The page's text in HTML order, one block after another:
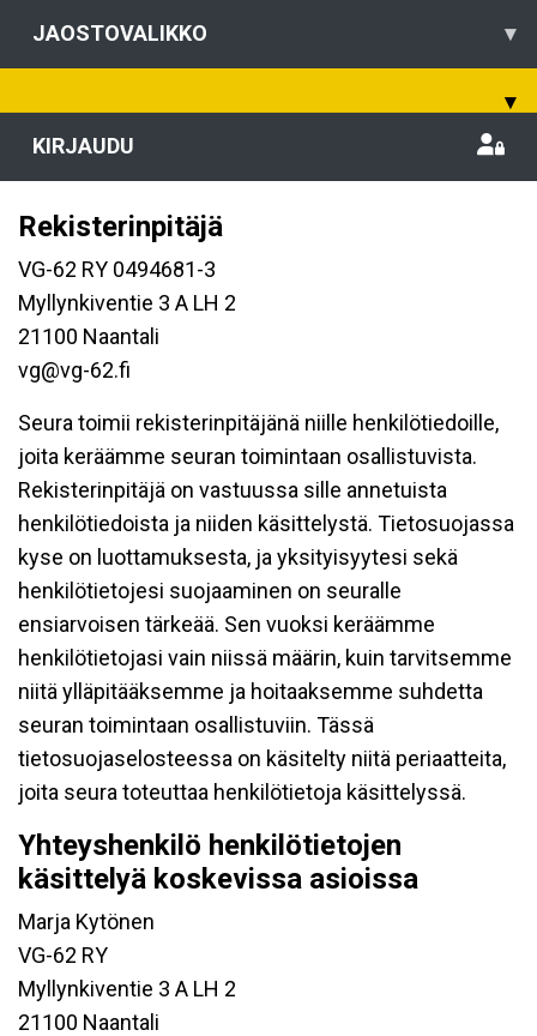
JAOSTOVALIKKO ▾
▾
KIRJAUDU
Rekisterinpitäjä
VG-62 RY 0494681-3
Myllynkiventie 3 A LH 2
21100 Naantali
vg@vg-62.fi
Seura toimii rekisterinpitäjänä niille henkilötiedoille,
joita keräämme seuran toimintaan osallistuvista.
Rekisterinpitäjä on vastuussa sille annetuista
henkilötiedoista ja niiden käsittelystä. Tietosuojassa
kyse on luottamuksesta, ja yksityisyytesi sekä
henkilötietojesi suojaaminen on seuralle
ensiarvoisen tärkeää. Sen vuoksi keräämme
henkilötietojasi vain niissä määrin, kuin tarvitsemme
niitä ylläpitääksemme ja hoitaaksemme suhdetta
seuran toimintaan osallistuviin. Tässä
tietosuojaselosteessa on käsitelty niitä periaatteita,
joita seura toteuttaa henkilötietoja käsittelyssä.
Yhteyshenkilö henkilötietojen
käsittelyä koskevissa asioissa
Marja Kytönen
VG-62 RY
Myllynkiventie 3 A LH 2
21100 Naantali